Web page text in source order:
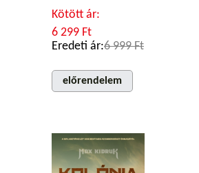
Kötött ár:
6 299 Ft
Eredeti ár:6 999 Ft
előrendelem